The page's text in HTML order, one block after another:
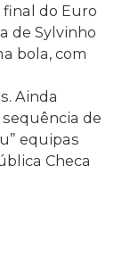
do Euro
de Sylvinho
bola, com
Ainda
de
equipas
Checa